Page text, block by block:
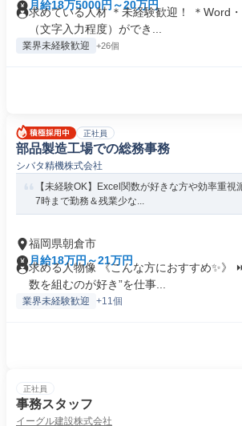
月給18万5000円～20万円
求めている人材 ＊未経験歓迎！ ＊Word
（文字入力程度）ができ...
業界未経験歓迎 +26個
正社員
部品製造工場での総務事務
シバタ精機株式会社
【未経験OK】Excel関数が好きな方や効率重視
7時まで勤務＆残業少な...
福岡県朝倉市
月給18万円～21万円
求める人物像 《こんな方におすすめ✨》
数を組むのが好き”を仕事...
業界未経験歓迎 +11個
正社員
事務スタッフ
イーグル建設株式会社